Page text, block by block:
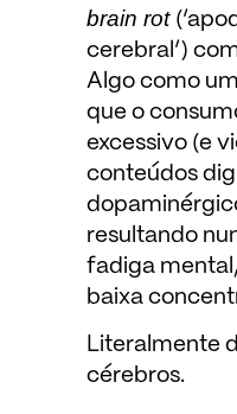
brain rot
cerebral’)
Algo como
que o
excessivo (e
conteúdos
resultando
fadiga
baixa
Literalmente
cérebros.